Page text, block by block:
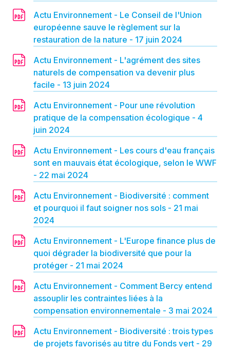
Actu Environnement - Le Conseil de l'Union
européenne sauve le règlement sur la
restauration de la nature - 17 juin 2024
Actu Environnement - L'agrément des sites
naturels de compensation va devenir plus
facile - 13 juin 2024
Actu Environnement - Pour une révolution
pratique de la compensation écologique - 4
juin 2024
Actu Environnement - Les cours d'eau français
sont en mauvais état écologique, selon le WWF
- 22 mai 2024
Actu Environnement - Biodiversité : comment
et pourquoi il faut soigner nos sols - 21 mai
2024
Actu Environnement - L'Europe finance plus de
quoi dégrader la biodiversité que pour la
protéger - 21 mai 2024
Actu Environnement - Comment Bercy entend
assouplir les contraintes liées à la
compensation environnementale - 3 mai 2024
Actu Environnement - Biodiversité : trois types
de projets favorisés au titre du Fonds vert - 29